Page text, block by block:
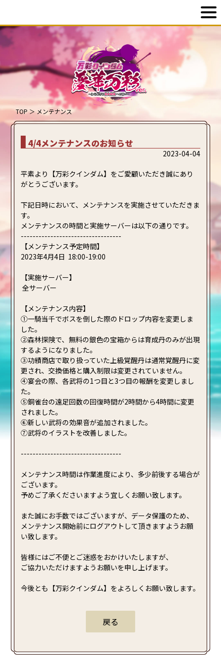
TOP＞メンテナンス
4/4メンテナンスのお知らせ
2023-04-04
平素より【万彩クインダム】をご愛顧いただき誠にあり
がとうございます。
下記日時において、メンテナンスを実施させていただきま
す。
メンテナンスの時間と実施サーバーは以下の通りです。
----------------------------------
【メンテナンス予定時間】
2023年4月4日 18:00-19:00
【実施サーバー】
全サーバー
【メンテナンス内容】
①一騎当千でボスを倒した際のドロップ内容を変更しま
した。
②森林探険で、無料の銀色の宝箱からは育成丹のみが出現
するようになりました。
③功績商店で取り扱っていた上級覚醒丹は通常覚醒丹に変
更され、交換価格と購入制限は変更されていません。
④宴会の際、各武将の1つ目と3つ目の報酬を変更しまし
た。
⑤銅雀台の遠足回数の回復時間が2時間から4時間に変更
されました。
⑥新しい武将の効果音が追加されました。
⑦武将のイラストを改善しました。
----------------------------------
メンテナンス時間は作業進度により、多少前後する場合が
ございます。
予めご了承くださいますよう宜しくお願い致します。
また誠にお手数ではございますが、データ保護のため、
メンテナンス開始前にログアウトして頂きますようお願
い致します。
皆様にはご不便とご迷惑をおかけいたしますが、
ご協力いただけますようお願いを申し上げます。
今後とも【万彩クインダム】をよろしくお願い致します。
戻る